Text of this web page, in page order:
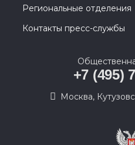
Региональные отделения
Контакты пресс-службы
+7 (495)
Москва,